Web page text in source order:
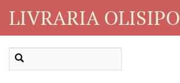
LIVRARIA OLISIPO